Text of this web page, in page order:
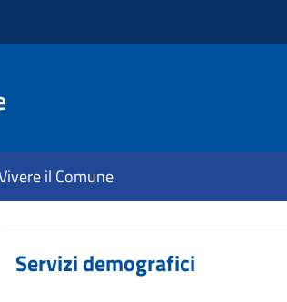
il Comune
Servizi demografici